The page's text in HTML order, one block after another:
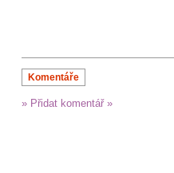
Komentáře
» Přidat komentář »